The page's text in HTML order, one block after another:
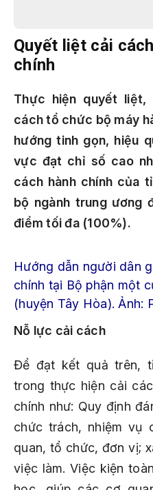
Quyết liệt cải
chính
Thực hiện quyết
cách tổ chức bộ máy
hướng tinh gọn, hiệu
vực đạt chỉ số cao
cách hành chính của
bộ ngành trung ương
điểm tối đa (100%).
Hướng dẫn người dân
chính tại Bộ phận một
(huyện Tây Hòa). Ảnh:
Nỗ lực cải cách
Để đạt kết quả trên,
trong thực hiện cải
chính như: Quy định
chức trách, nhiệm vụ
quan, tổ chức, đơn vị;
việc làm. Việc kiện